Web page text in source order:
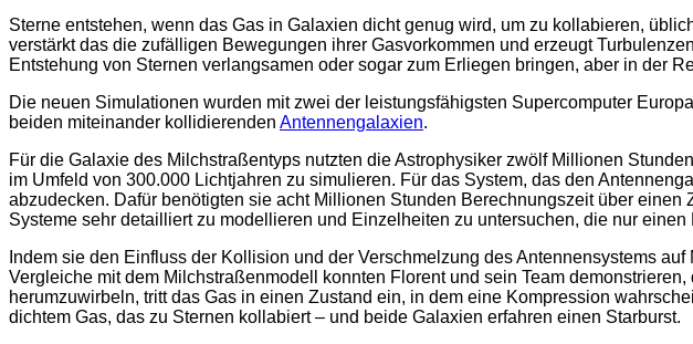
Sterne entstehen, wenn das Gas in Galaxien dicht genug wird, um zu kollabieren,
verstärkt das die zufälligen Bewegungen ihrer Gasvorkommen und erzeugt
Entstehung von Sternen verlangsamen oder sogar zum Erliegen bringen, aber in der
Die neuen Simulationen wurden mit zwei der leistungsfähigsten Supercomputer
beiden miteinander kollidierenden Antennengalaxien.
Für die Galaxie des Milchstraßentyps nutzten die Astrophysiker zwölf Millionen
im Umfeld von 300.000 Lichtjahren zu simulieren. Für das System, das den
abzudecken. Dafür benötigten sie acht Millionen Stunden Berechnungszeit über
Systeme sehr detailliert zu modellieren und Einzelheiten zu untersuchen, die nur
Indem sie den Einfluss der Kollision und der Verschmelzung des Antennensystems
Vergleiche mit dem Milchstraßenmodell konnten Florent und sein Team
herumzuwirbeln, tritt das Gas in einen Zustand ein, in dem eine Kompression
dichtem Gas, das zu Sternen kollabiert – und beide Galaxien erfahren einen Starburst.